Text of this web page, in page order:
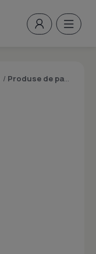
/ Produse de panificatie si patiserie